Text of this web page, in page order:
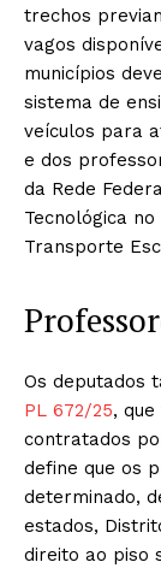
trechos
vagos
municípios
sistema de
veículos para
e dos
da Rede
Tecnológica
Transporte
Os deputados
PL 672/25,
contratados
define que os
determinado,
estados,
direito ao piso